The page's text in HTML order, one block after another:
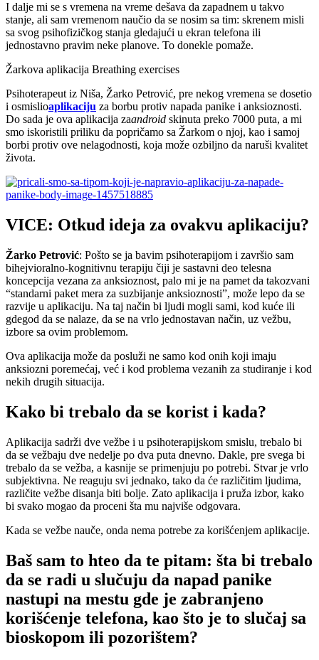
I dalje mi se s vremena na vreme dešava da zapadnem u takvo
stanje, ali sam vremenom naučio da se nosim sa tim: skrenem misli
sa svog psihofizičkog stanja gledajući u ekran telefona ili
jednostavno pravim neke planove. To donekle pomaže.
Žarkova aplikacija Breathing exercises
Psihoterapeut iz Niša, Žarko Petrović, pre nekog vremena se dosetio
i osmislioaplikaciju za borbu protiv napada panike i anksioznosti.
Do sada je ova aplikacija zaandroid skinuta preko 7000 puta, a mi
smo iskoristili priliku da popričamo sa Žarkom o njoj, kao i samoj
borbi protiv ove nelagodnosti, koja može ozbiljno da naruši kvalitet
života.
VICE: Otkud ideja za ovakvu aplikaciju?
Žarko Petrović: Pošto se ja bavim psihoterapijom i završio sam
bihejvioralno-kognitivnu terapiju čiji je sastavni deo telesna
koncepcija vezana za anksioznost, palo mi je na pamet da takozvani
“standarni paket mera za suzbijanje anksioznosti”, može lepo da se
razvije u aplikaciju. Na taj način bi ljudi mogli sami, kod kuće ili
gdegod da se nalaze, da se na vrlo jednostavan način, uz vežbu,
izbore sa ovim problemom.
Ova aplikacija može da posluži ne samo kod onih koji imaju
anksiozni poremećaj, već i kod problema vezanih za studiranje i kod
nekih drugih situacija.
Kako bi trebalo da se korist i kada?
Aplikacija sadrži dve vežbe i u psihoterapijskom smislu, trebalo bi
da se vežbaju dve nedelje po dva puta dnevno. Dakle, pre svega bi
trebalo da se vežba, a kasnije se primenjuju po potrebi. Stvar je vrlo
subjektivna. Ne reaguju svi jednako, tako da će različitim ljudima,
različite vežbe disanja biti bolje. Zato aplikacija i pruža izbor, kako
bi svako mogao da proceni šta mu najviše odgovara.
Kada se vežbe nauče, onda nema potrebe za korišćenjem aplikacije.
Baš sam to hteo da te pitam: šta bi trebalo
da se radi u slučuju da napad panike
nastupi na mestu gde je zabranjeno
korišćenje telefona, kao što je to slučaj sa
bioskopom ili pozorištem?